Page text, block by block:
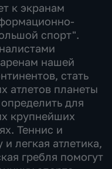
к экранам
спорт".
нашей
стать
атлетов планеты
для
крупнейших
Теннис и
легкая атлетика,
гребля помогут